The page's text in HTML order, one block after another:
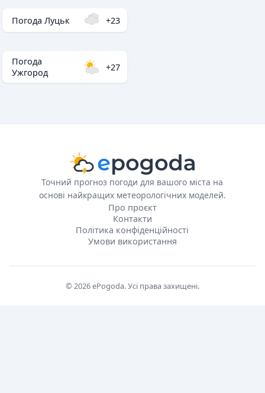
Погода Луцьк +23
Погода
Ужгород
+27
Точний прогноз погоди для вашого міста на
основі найкращих метеорологічних моделей.
Про проєкт
Контакти
Політика конфіденційності
Умови використання
© 2026 ePogoda. Усі права захищені.